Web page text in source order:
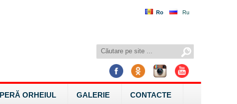
Ro Ru
ORHEIUL GALERIE CONTACTE